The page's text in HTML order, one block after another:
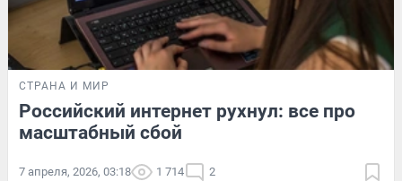
СТРАНА И МИР
Российский интернет рухнул: все про
масштабный сбой
7 апреля, 2026, 03:18 1 714 2